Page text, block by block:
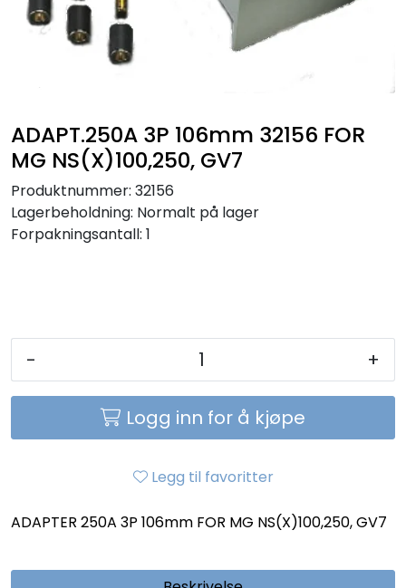
ADAPT.250A 3P 106mm 32156 FOR
MG NS(X)100,250, GV7
Produktnummer: 32156
Lagerbeholdning: Normalt på lager
Forpakningsantall: 1
- +
Logg inn for å kjøpe
Legg til favoritter
ADAPTER 250A 3P 106mm FOR MG NS(X)100,250, GV7
Sikringer
Leverandører